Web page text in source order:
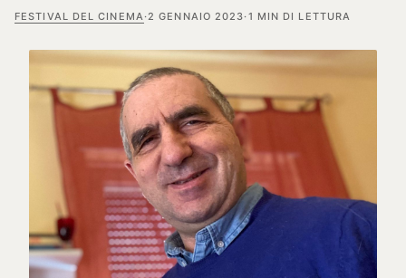
FESTIVAL DEL CINEMA·2 GENNAIO 2023·1 MIN DI LETTURA